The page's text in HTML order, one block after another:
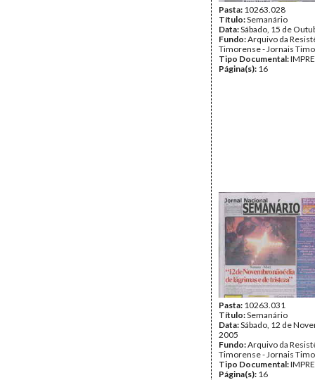
Pasta: 10263.028
Título:Semanário
Data:Sábado, 15 de
Fundo:Arquivo da
Timorense - Jornais
Tipo Documental:
Página(s): 16
Pasta: 10263.031
Título:Semanário
Data:Sábado, 12 de
2005
Fundo:Arquivo da
Timorense - Jornais
Tipo Documental:
Página(s): 16